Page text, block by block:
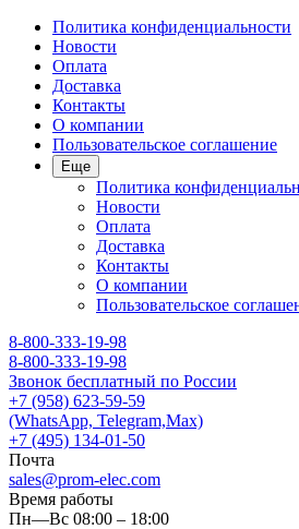
Политика конфиденциальности
Новости
Оплата
Доставка
Контакты
О компании
Пользовательское соглашение
Еще
Политика
Новости
Оплата
Доставка
Контакты
О компании
Пользовательское
8-800-333-19-98
8-800-333-19-98
Звонок бесплатный по России
+7 (958) 623-59-59
(WhatsApp, Telegram,Max)
+7 (495) 134-01-50
Почта
sales@prom-elec.com
Время работы
Пн—Вс 08:00 – 18:00